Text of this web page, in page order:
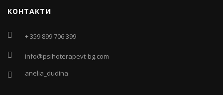
КОНТАКТИ
+ 359 899 706 399
info@psihoterapevt-bg.com
anelia_dudina